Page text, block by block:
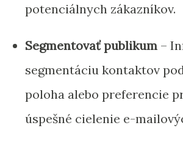
potenciálnych zákazníkov.
Segmentovať publikum –
segmentáciu kontaktov
poloha alebo preferencie
úspešné cielenie e-